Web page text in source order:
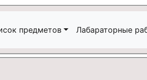
предметов Лабараторные